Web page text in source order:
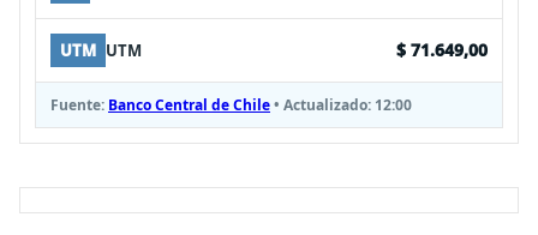
UTM UTM $ 71.649,00
Fuente: Banco Central de Chile• Actualizado: 12:00